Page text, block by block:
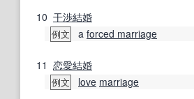
10 干渉結婚
例文 a forced marriage
11 恋愛結婚
例文 love marriage